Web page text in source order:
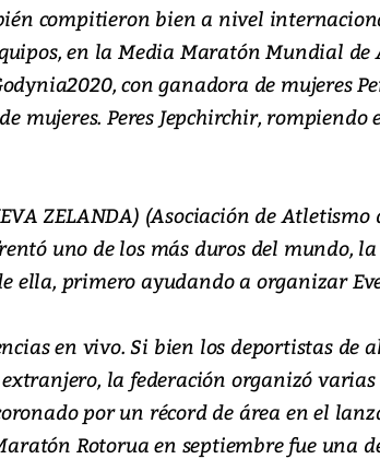
compitieron bien a nivel
en la Media Maratón Mundial de
con ganadora de mujeres
mujeres. Peres Jepchirchir, rompiendo
ZELANDA) (Asociación de Atletismo
uno de los más duros del mundo,
ella, primero ayudando a organizar
en vivo. Si bien los deportistas de
la federación organizó varias
por un récord de área en el
Rotorua en septiembre fue una